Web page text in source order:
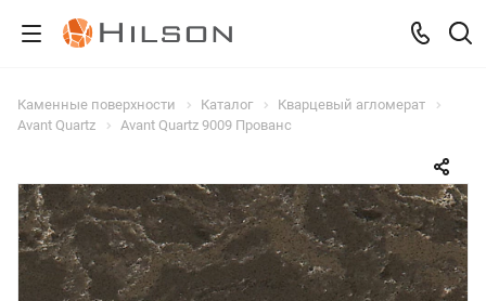
Каменные поверхности Каталог
Кварцевый агломерат
Avant Quartz
Avant Quartz 9009 Прованс